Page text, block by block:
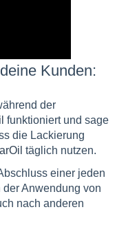
Kunden:
der
funktioniert und sage
die Lackierung
täglich nutzen.
einer jeden
Anwendung von
nach anderen